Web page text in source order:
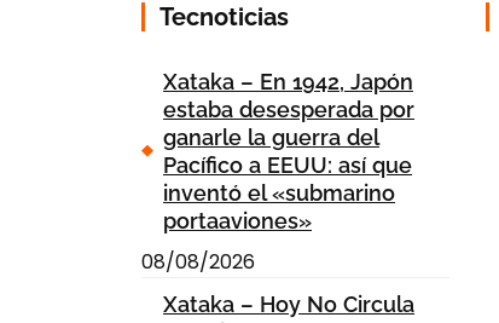
Tecnoticias
Xataka – En 1942, Japón
estaba desesperada por
ganarle la guerra del
Pacífico a EEUU: así que
inventó el «submarino
portaaviones»
08/08/2026
Xataka – Hoy No Circula